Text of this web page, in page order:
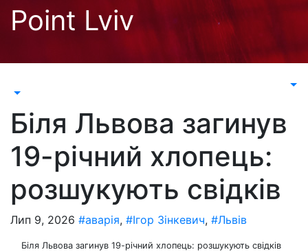
Перейти
Point Lviv
Біля Львова загинув
19-річний хлопець:
розшукують свідків
Лип 9, 2026 #аварія, #Ігор Зінкевич, #Львів
Біля Львова загинув 19-річний хлопець: розшукують свідків